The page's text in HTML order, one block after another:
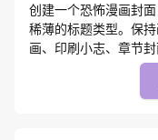
创建一个恐怖漫画封
稀薄的标题类型。保
画、印刷小志、章节封